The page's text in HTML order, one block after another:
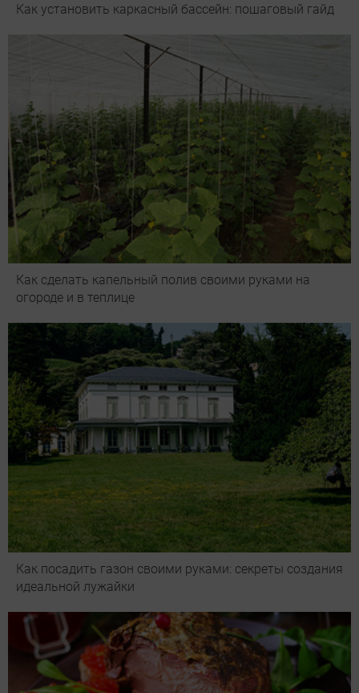
Как установить каркасный бассейн: пошаговый гайд
Как сделать капельный полив своими руками на
огороде и в теплице
Как посадить газон своими руками: секреты создания
идеальной лужайки